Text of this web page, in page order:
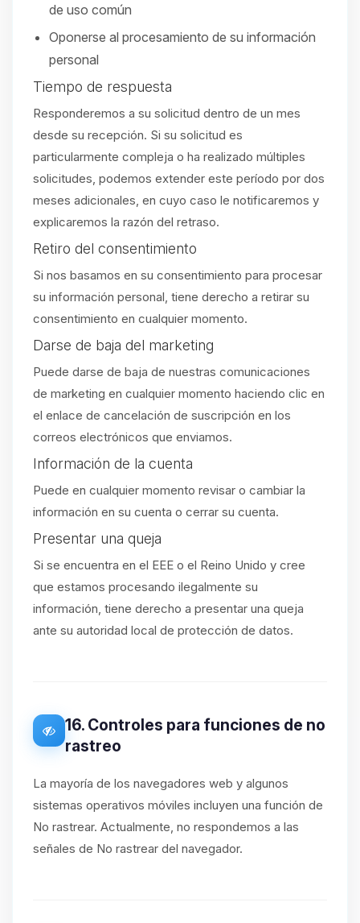
de uso común
Oponerse al procesamiento de su información
personal
Tiempo de respuesta
Responderemos a su solicitud dentro de un mes
desde su recepción. Si su solicitud es
particularmente compleja o ha realizado múltiples
solicitudes, podemos extender este período por dos
meses adicionales, en cuyo caso le notificaremos y
explicaremos la razón del retraso.
Retiro del consentimiento
Si nos basamos en su consentimiento para procesar
su información personal, tiene derecho a retirar su
consentimiento en cualquier momento.
Darse de baja del marketing
Puede darse de baja de nuestras comunicaciones
de marketing en cualquier momento haciendo clic en
el enlace de cancelación de suscripción en los
correos electrónicos que enviamos.
Información de la cuenta
Puede en cualquier momento revisar o cambiar la
información en su cuenta o cerrar su cuenta.
Presentar una queja
Si se encuentra en el EEE o el Reino Unido y cree
que estamos procesando ilegalmente su
información, tiene derecho a presentar una queja
ante su autoridad local de protección de datos.
16. Controles para funciones de no
rastreo
La mayoría de los navegadores web y algunos
sistemas operativos móviles incluyen una función de
No rastrear. Actualmente, no respondemos a las
señales de No rastrear del navegador.